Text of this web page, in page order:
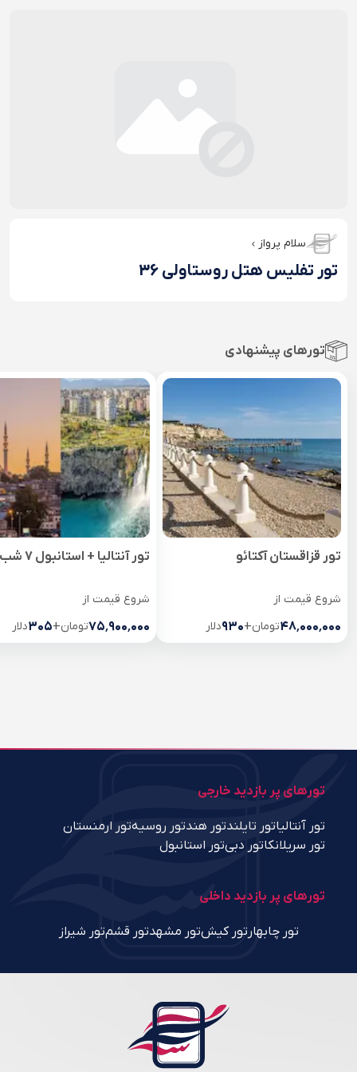
سلام پرواز
تور تفلیس هتل روستاولی 36
تورهای پیشنهادی
تور قزاقستان آکتائو
شروع قیمت از
۴۸٬۰۰۰٬۰۰۰تومان+۹۳۰دلار
تور آنتالیا + استانبول 7 شب
شروع قیمت از
۷۵٬۹۰۰٬۰۰۰تومان+۳۰۵دلار
تورهای پر بازدید خارجی
تور آنتالیاتور تایلندتور هندتور روسیهتور ارمنستان
تور سریلانکاتور دبیتور استانبول
تورهای پر بازدید داخلی
تور چابهار تور کیشتور مشهدتور قشمتور شیراز